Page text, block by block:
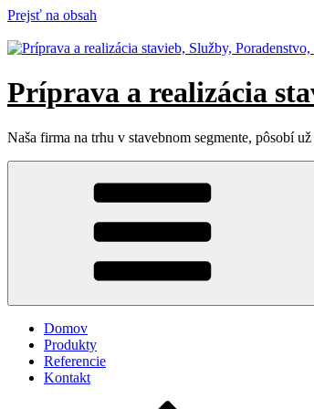
Prejsť na obsah
Príprava a realizácia
Naša firma na trhu v stavebnom segmente, pôsobí
Domov
Produkty
Referencie
Kontakt